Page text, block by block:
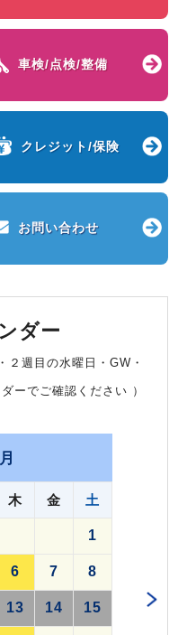
車検/点検/整備
クレジット/保険
お問い合わせ
ダー
２週目の水曜日・GW・
ーでご確認ください ）
木 金 土
1
6 7 8
13 14 15